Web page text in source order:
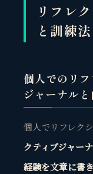
リフレ
と訓練法
個人でのリ
ジャーナル
個人でリフレク
クティブジャー
経験を文章に書